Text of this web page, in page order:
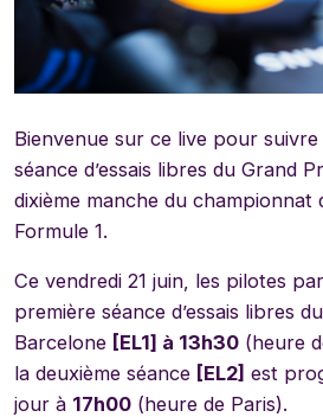
Bienvenue sur ce live pour
séance d’essais libres du Grand
dixième manche du championnat
Formule 1.
Ce vendredi 21 juin, les pilotes
première séance d’essais libres
Barcelone [EL1] à 13h30 (heure
la deuxième séance [EL2] est
jour à 17h00 (heure de Paris).